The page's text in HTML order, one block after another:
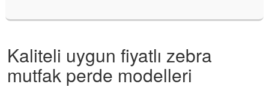
Kaliteli uygun fiyatlı zebra
mutfak perde modelleri